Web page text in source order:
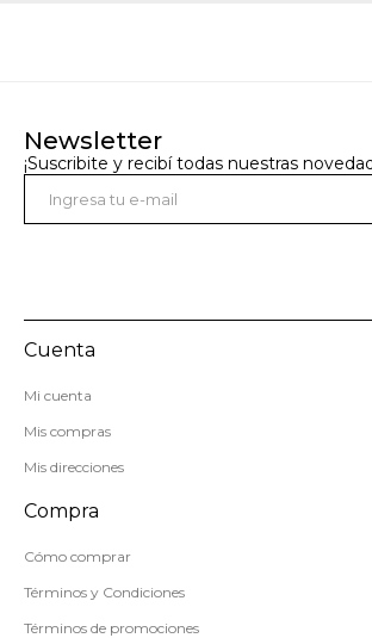
Newsletter
¡Suscribite y recibí todas nuestras
Cuenta
Mi cuenta
Mis compras
Mis direcciones
Compra
Cómo comprar
Términos y Condiciones
Términos de promociones